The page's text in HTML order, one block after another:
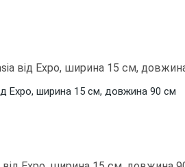
Expo, ширина 15 см, довжина 90 см